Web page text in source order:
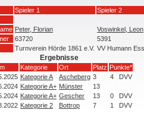
Spieler 1 Spieler 2
Peter, Florian
Voswinkel, Leon
63720
5391
Turnverein Hörde 1861 e.V. VV Humann
Ergebnisse
Kategorie Ort Platz Punkte*
Kategorie A Ascheberg 3 4
DVV
Kategorie A+ Münster
13
Kategorie A+ Gescher 13 0
DVV
Kategorie 2 Bottrop 7 1 DVV